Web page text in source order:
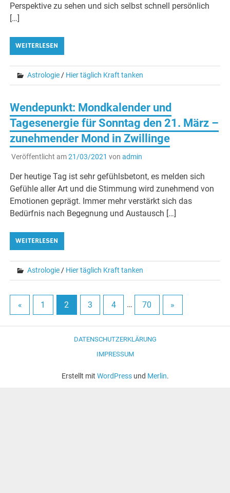
Perspektive zu sehen und sich selbst schnell persönlich
[…]
WEITERLESEN
Astrologie / Hier täglich Kraft tanken
Wendepunkt: Mondkalender und
Tagesenergie für Sonntag den 21. März –
zunehmender Mond in Zwillinge
Veröffentlicht am21/03/2021 von admin
Der heutige Tag ist sehr gefühlsbetont, es melden sich
Gefühle aller Art und die Stimmung wird zunehmend von
Emotionen geprägt. Immer mehr verstärkt sich das
Bedürfnis nach Begegnung und Austausch […]
WEITERLESEN
Astrologie / Hier täglich Kraft tanken
« 1 2 3 4 … 70 »
DATENSCHUTZERKLÄRUNG
IMPRESSUM
Erstellt mit WordPressund Merlin.